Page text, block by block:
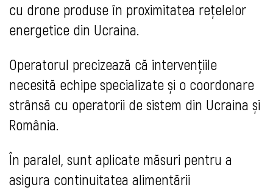
cu drone produse în proximitatea rețelelor
energetice din Ucraina.
Operatorul precizează că intervențiile
necesită echipe specializate și o coordonare
strânsă cu operatorii de sistem din Ucraina și
România.
În paralel, sunt aplicate măsuri pentru a
asigura continuitatea alimentării